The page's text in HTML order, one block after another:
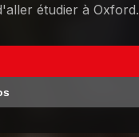
étudier à Oxford.